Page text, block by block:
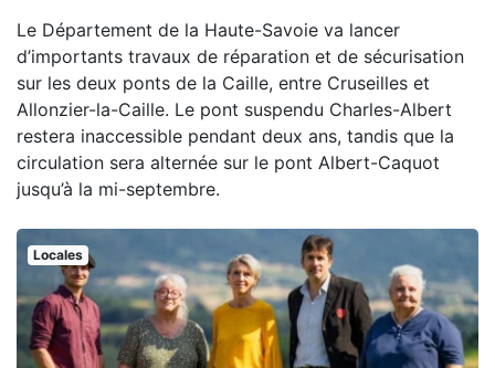
Le Département de la Haute-Savoie va lancer
d’importants travaux de réparation et de sécurisation
sur les deux ponts de la Caille, entre Cruseilles et
Allonzier-la-Caille. Le pont suspendu Charles-Albert
restera inaccessible pendant deux ans, tandis que la
circulation sera alternée sur le pont Albert-Caquot
jusqu’à la mi-septembre.
Locales